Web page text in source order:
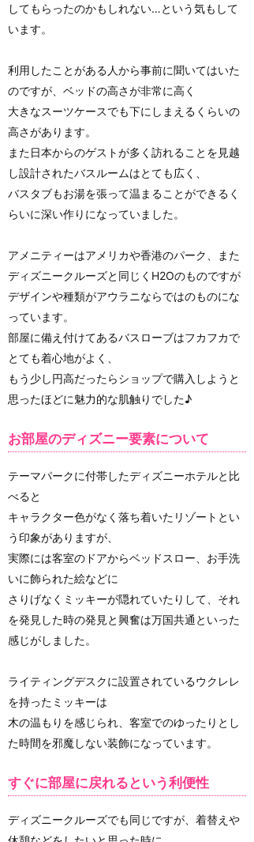
してもらったのかもしれない…という気もして
います。
利用したことがある人から事前に聞いてはいた
のですが、ベッドの高さが非常に高く
大きなスーツケースでも下にしまえるくらいの
高さがあります。
また日本からのゲストが多く訪れることを見越
し設計されたバスルームはとても広く、
バスタブもお湯を張って温まることができるく
らいに深い作りになっていました。
アメニティーはアメリカや香港のパーク、また
ディズニークルーズと同じくH2Oのものですが
デザインや種類がアウラニならではのものにな
っています。
部屋に備え付けてあるバスローブはフカフカで
とても着心地がよく、
もう少し円高だったらショップで購入しようと
思ったほどに魅力的な肌触りでした♪
お部屋のディズニー要素について
テーマパークに付帯したディズニーホテルと比
べると
キャラクター色がなく落ち着いたリゾートとい
う印象がありますが、
実際には客室のドアからベッドスロー、お手洗
いに飾られた絵などに
さりげなくミッキーが隠れていたりして、それ
を発見した時の発見と興奮は万国共通といった
感じがしました。
ライティングデスクに設置されているウクレレ
を持ったミッキーは
木の温もりを感じられ、客室でのゆったりとし
た時間を邪魔しない装飾になっています。
すぐに部屋に戻れるという利便性
ディズニークルーズでも同じですが、着替えや